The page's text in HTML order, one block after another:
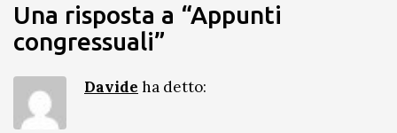
Una risposta a “Appunti
congressuali”
Davide ha detto: